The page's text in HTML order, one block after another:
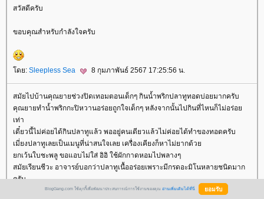
สวัสดีครับ
ขอบคุณสำหรับกำลังใจครับ
ดย: Sleepless Sea 8 กุมภาพันธ์ 2567 17:25:56 น.
สมัยไปบ้านคุณยายช่วงปิดเทอมตอนเด็กๆ กินน้ำพริกปลาทูทอดบ่อยมากครับ
คุณยายทำน้ำพริกกะปิหวานอร่อยถูกใจเด็กๆ หลังจากนั้นไปกินที่ไหนก็ไม่อร่อ
เท่า
เดี๋ยวนี้ไม่ค่อยได้กินปลาทูแล้ว พออยู่คนเดียวแล้วไม่ค่อยได้ทำของทอดครับ
เมี่ยงปลาทูเลยเป็นเมนูที่น่าสนใจเลย เครื่องเคียงก็หาไม่ยากด้ว
กเว้นใบชะพลู ขอแอบไม่ใส่ อิอิ ใช้ผักกาดหอมไปพลางๆ
สมัยเรียนชีวะ อาจารย์บอกว่าปลาทูเนื้ออร่อยเพราะมีกรดอะมิโนหลายชนิดมาก
ครับ
8 กุมภาพันธ์ 2567 23:07:49 น.
BlogGang.com ใช้คุกกี้เพื่อพัฒนาประสบการณ์การใช้งานของคุณ อ่านเพิ่มเติมได้ที่นี่